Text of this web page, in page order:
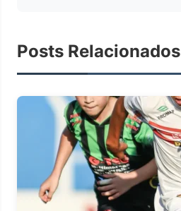
Posts Relacionados